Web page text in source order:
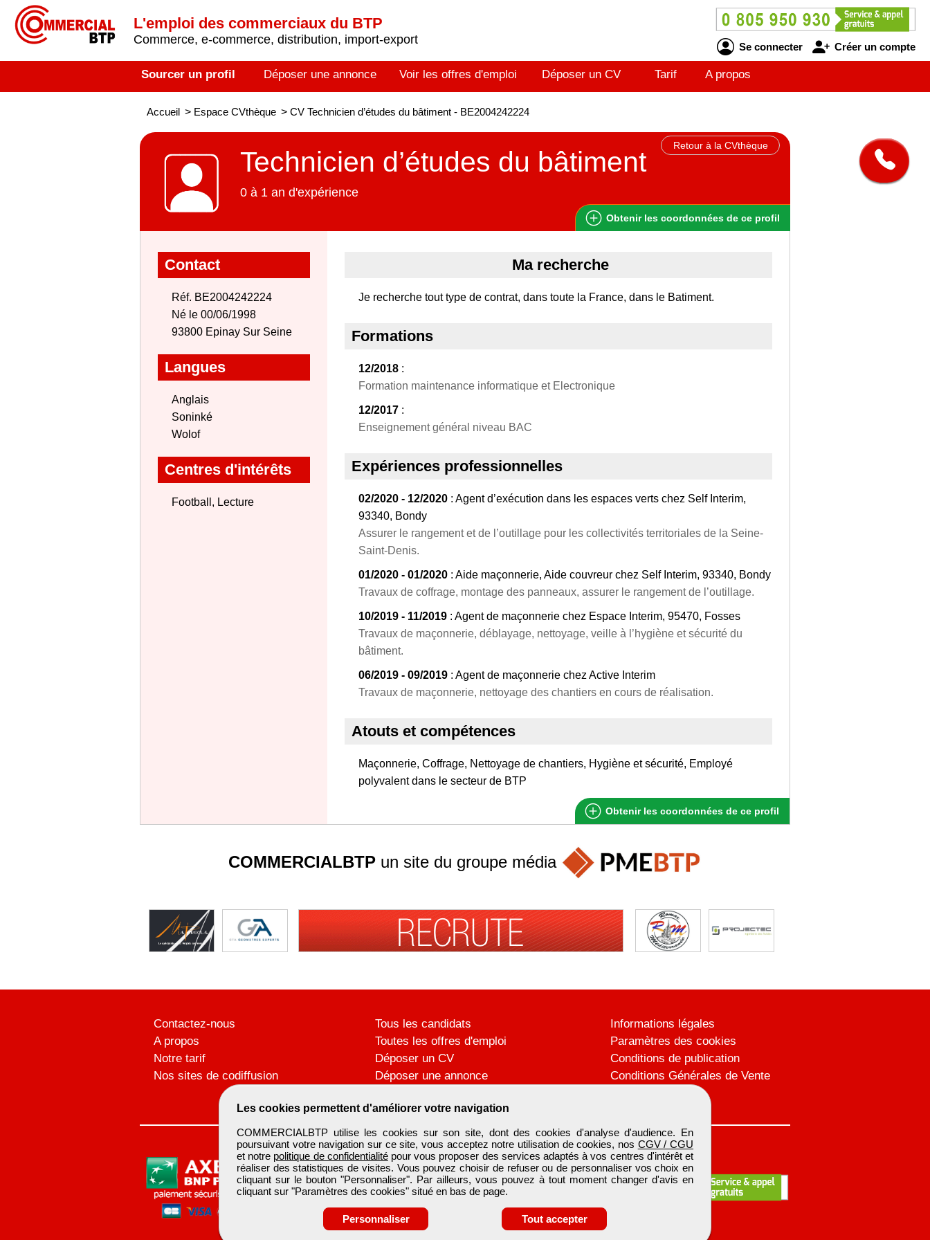
L'emploi des commerciaux du BTP
Commerce, e-commerce, distribution, import-export
Se connecter Créer un compte
Sourcer un profil Déposer une annonce Voir les offres d'emploi Déposer un CV Tarif A propos
Accueil > Espace CVthèque > CV Technicien d’études du bâtiment - BE2004242224
Retour à la CVthèque
Technicien d’études du bâtiment
0 à 1 an d'expérience
Obtenir les coordonnées de ce profil
Contact
Réf. BE2004242224
Né le 00/06/1998
93800 Epinay Sur Seine
Langues
Anglais
Soninké
Wolof
Centres d'intérêts
Football, Lecture
Ma recherche
Je recherche tout type de contrat, dans toute la France, dans le Batiment.
Formations
12/2018 :
Formation maintenance informatique et Electronique
12/2017 :
Enseignement général niveau BAC
Expériences professionnelles
02/2020 - 12/2020 : Agent d’exécution dans les espaces verts chez Self Interim,
93340, Bondy
Assurer le rangement et de l’outillage pour les collectivités territoriales de la Seine-
Saint-Denis.
01/2020 - 01/2020 : Aide maçonnerie, Aide couvreur chez Self Interim, 93340, Bondy
Travaux de coffrage, montage des panneaux, assurer le rangement de l’outillage.
10/2019 - 11/2019 : Agent de maçonnerie chez Espace Interim, 95470, Fosses
Travaux de maçonnerie, déblayage, nettoyage, veille à l’hygiène et sécurité du
bâtiment.
06/2019 - 09/2019 : Agent de maçonnerie chez Active Interim
Travaux de maçonnerie, nettoyage des chantiers en cours de réalisation.
Atouts et compétences
Maçonnerie, Coffrage, Nettoyage de chantiers, Hygiène et sécurité, Employé
polyvalent dans le secteur de BTP
Obtenir les coordonnées de ce profil
Les cookies permettent d'améliorer votre navigation
COMMERCIALBTP utilise les cookies sur son site, dont des cookies d'analyse d'audience. En
poursuivant votre navigation sur ce site, vous acceptez notre utilisation de cookies, nos CGV / CGU
et notre politique de confidentialitépour vous proposer des services adaptés à vos centres d'intérêt et
réaliser des statistiques de visites. Vous pouvez choisir de refuser ou de personnaliser vos choix en
cliquant sur le bouton "Personnaliser". Par ailleurs, vous pouvez à tout moment changer d'avis en
cliquant sur "Paramètres des cookies" situé en bas de page.
Personnaliser Tout accepter
COMMERCIALBTP un site du groupe média
Contactez-nous
A propos
Notre tarif
Nos sites de codiffusion
Tous les candidats
Toutes les offres d'emploi
Déposer un CV
Déposer une annonce
Informations légales
Paramètres des cookies
Conditions de publication
Conditions Générales de Vente